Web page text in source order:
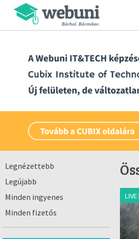
Legnézettebb
Legújabb
Minden ingyenes
Minden fizetős